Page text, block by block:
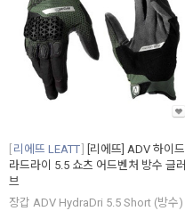
리에뜨 LEATT
[리에뜨] ADV 하이드
라드라이 5.5 쇼츠 어드벤처 방수 글러
브
장갑 ADV HydraDri 5.5 Short (방수)